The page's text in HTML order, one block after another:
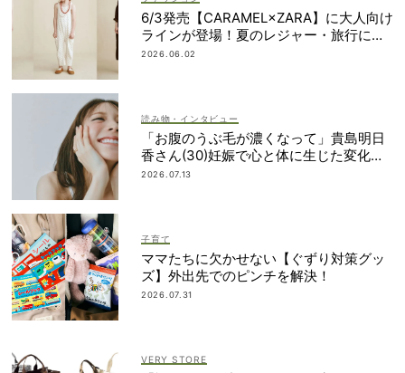
6/3発売【CARAMEL×ZARA】に大人向け
ラインが登場！夏のレジャー・旅行にも
おすすめ
2026.06.02
読み物・インタビュー
「お腹のうぶ毛が濃くなって」貴島明日
香さん(30)妊娠で心と体に生じた変化も
「愛しいです」
2026.07.13
子育て
ママたちに欠かせない【ぐずり対策グッ
ズ】外出先でのピンチを解決！
2026.07.31
VERY STORE